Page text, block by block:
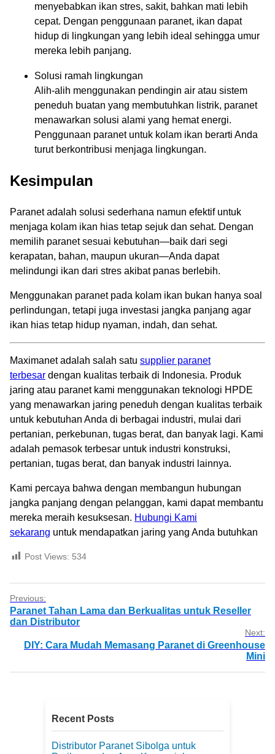
menyebabkan ikan stres, sakit, bahkan mati lebih
cepat. Dengan penggunaan paranet, ikan dapat
hidup di lingkungan yang lebih ideal sehingga umur
mereka lebih panjang.
Solusi ramah lingkungan
Alih-alih menggunakan pendingin air atau sistem
peneduh buatan yang membutuhkan listrik, paranet
menawarkan solusi alami yang hemat energi.
Penggunaan paranet untuk kolam ikan berarti Anda
turut berkontribusi menjaga lingkungan.
Kesimpulan
Paranet adalah solusi sederhana namun efektif untuk
menjaga kolam ikan hias tetap sejuk dan sehat. Dengan
memilih paranet sesuai kebutuhan—baik dari segi
kerapatan, bahan, maupun ukuran—Anda dapat
melindungi ikan dari stres akibat panas berlebih.
Menggunakan paranet pada kolam ikan bukan hanya soal
perlindungan, tetapi juga investasi jangka panjang agar
ikan hias tetap hidup nyaman, indah, dan sehat.
Maximanet adalah salah satu supplier paranet
terbesar dengan kualitas terbaik di Indonesia. Produk
jaring atau paranet kami menggunakan teknologi HPDE
yang menawarkan jaring peneduh dengan kualitas terbaik
untuk kebutuhan Anda di berbagai industri, mulai dari
pertanian, perkebunan, tugas berat, dan banyak lagi. Kami
adalah pemasok terbesar untuk industri konstruksi,
pertanian, tugas berat, dan banyak industri lainnya.
Kami percaya bahwa dengan membangun hubungan
jangka panjang dengan pelanggan, kami dapat membantu
mereka meraih kesuksesan. Hubungi Kami
sekarang untuk mendapatkan jaring yang Anda butuhkan
Post Views: 534
Previous:
Paranet Tahan Lama dan Berkualitas untuk Reseller
dan Distributor
Next:
DIY: Cara Mudah Memasang Paranet di Greenhouse
Mini
Recent Posts
Distributor Paranet Sibolga untuk